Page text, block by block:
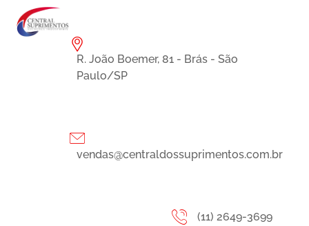
R. João Boemer, 81 - Brás - São
Paulo/SP
vendas@centraldossuprimentos.com.br
(11) 2649-3699